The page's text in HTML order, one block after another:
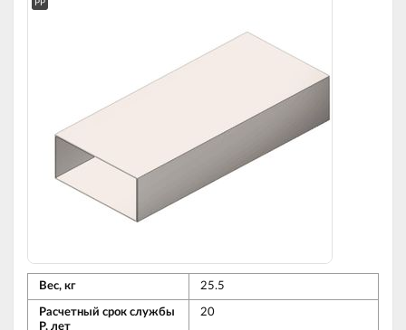
PP
Вес, кг 25.5
Расчетный срок службы
Р, лет
20